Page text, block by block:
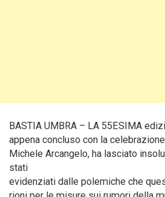
BASTIA UMBRA – LA 55ESIMA
appena concluso con la
Michele Arcangelo, ha lasciato
stati
evidenziati dalle polemiche che